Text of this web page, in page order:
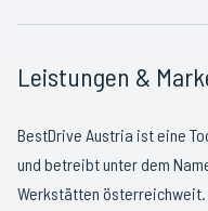
Leistungen &
BestDrive Austria ist eine
und betreibt unter dem
Werkstätten österreichweit.